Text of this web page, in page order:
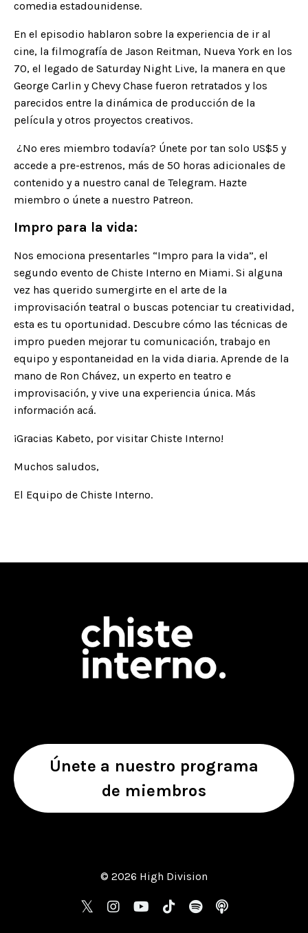
comedia estadounidense.
En el episodio hablaron sobre la experiencia de ir al
cine, la filmografía de Jason Reitman, Nueva York en los
70, el legado de Saturday Night Live, la manera en que
George Carlin y Chevy Chase fueron retratados y los
parecidos entre la dinámica de producción de la
película y otros proyectos creativos.
¿No eres miembro todaví­a? Únete por tan solo US$5 y
accede a pre-estrenos, más de 50 horas adicionales de
contenido y a nuestro canal de Telegram. Hazte
miembro o únete a nuestro Patreon.
Impro para la vida:
Nos emociona presentarles “Impro para la vida”, el
segundo evento de Chiste Interno en Miami. Si alguna
vez has querido sumergirte en el arte de la
improvisación teatral o buscas potenciar tu creatividad,
esta es tu oportunidad. Descubre cómo las técnicas de
impro pueden mejorar tu comunicación, trabajo en
equipo y espontaneidad en la vida diaria. Aprende de la
mano de Ron Chávez, un experto en teatro e
improvisación, y vive una experiencia única. Más
información acá.
¡Gracias Kabeto, por visitar Chiste Interno!
Muchos saludos,
El Equipo de Chiste Interno.
Únete a nuestro programa
de miembros
© 2026 High Division